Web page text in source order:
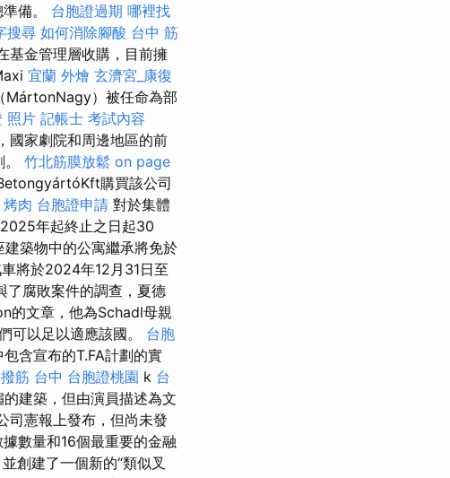
備。 台胞證過期 哪裡找
搜尋 如何消除腳酸 台中 筋
基金管理層收購，目前擁
宜蘭 外燴 玄濟宮_康復
MártonNagy）被任命為部
照片 記帳士 考試內容
國家劇院和周邊地區的前
竹北筋膜放鬆 on page
購買該公司
肉 台胞證申請 對於集體
年起終止之日起30
築物中的公寓繼承將免於
將於2024年12月31日至
腐敗案件的調查，夏德
的文章，他為Schadl母親
可以足以適應該國。 台胞
含宣布的T.FA計劃的實
撥筋 台中 台胞證桃園 k 台
建築，但由演員描述為文
司憲報上發布，但尚未發
數量和16個最重要的金融
創建了一個新的“類似叉